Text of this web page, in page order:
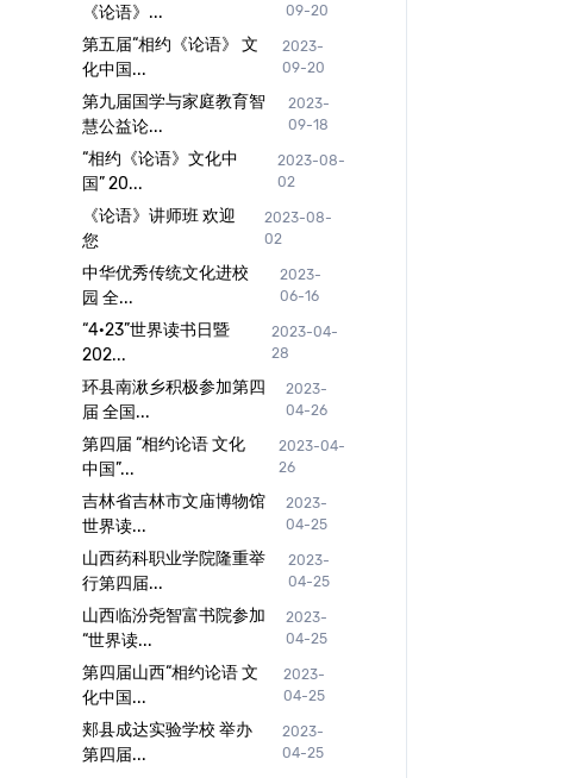
《论语》...
09-20
第五届“相约《论语》 文
化中国...
2023-
09-20
第九届国学与家庭教育智
慧公益论...
2023-
09-18
“相约《论语》文化中
国” 20...
2023-08-
02
《论语》讲师班 欢迎
您
2023-08-
02
中华优秀传统文化进校
园 全...
2023-
06-16
“4·23”世界读书日暨
202...
2023-04-
28
环县南湫乡积极参加第四
届 全国...
2023-
04-26
第四届 “相约论语 文化
中国”...
2023-04-
26
吉林省吉林市文庙博物馆
世界读...
2023-
04-25
山西药科职业学院隆重举
行第四届...
2023-
04-25
山西临汾尧智富书院参加
“世界读...
2023-
04-25
第四届山西“相约论语 文
化中国...
2023-
04-25
郏县成达实验学校 举办
第四届...
2023-
04-25